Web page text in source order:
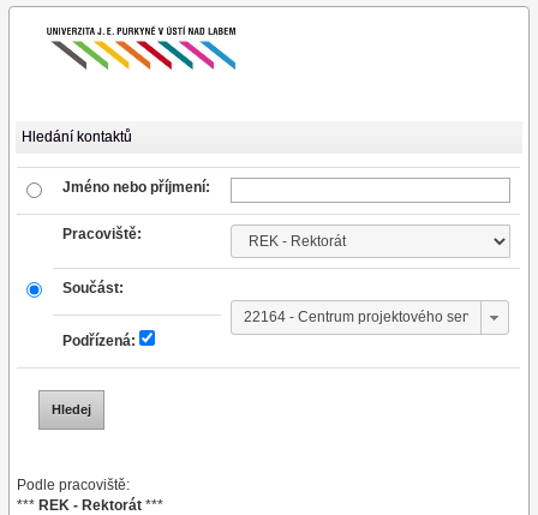
Hledání kontaktů
Jméno nebo příjmení:
Pracoviště:
Součást:
Podřízená:
Podle pracoviště:
*** REK - Rektorát***